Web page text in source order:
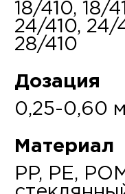
18/410, 18/
24/410, 24/
28/410
Дозация
0,25-0,60
Материал
PP, PE,